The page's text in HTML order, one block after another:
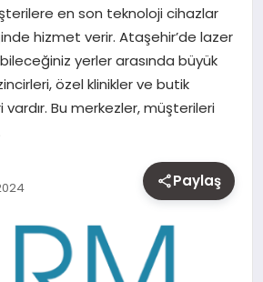
en son teknoloji cihazlar
hizmet verir. Ataşehir’de lazer
yerler arasında büyük
özel klinikler ve butik
Bu merkezler, müşterileri
Paylaş